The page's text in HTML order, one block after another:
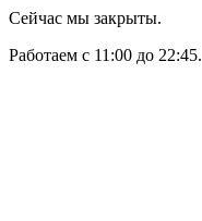
Сейчас мы закрыты.
Работаем с 11:00 до 22:45.